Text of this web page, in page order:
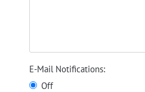
E-Mail Notifications:
Off